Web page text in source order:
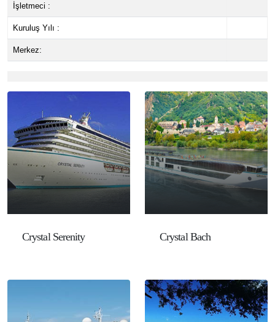
İşletmeci :
Kuruluş Yılı :
Merkez:
Crystal Serenity Crystal Bach